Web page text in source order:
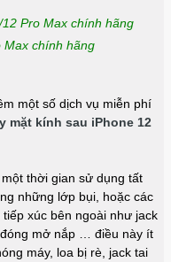
Pro Max chính hãng
Max chính hãng
một số dịch vụ miễn phí
mặt kính sau iPhone 12
thời gian sử dụng tất
những lớp bụi, hoặc các
xúc bên ngoài như jack
mở nắp … điều này ít
máy, loa bị rè, jack tai